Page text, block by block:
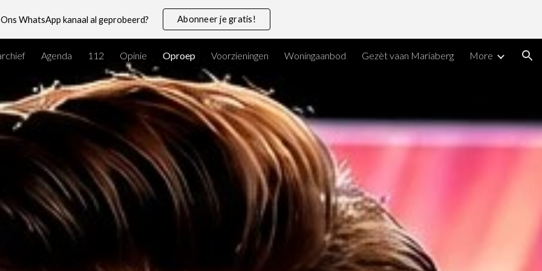
to main content Skip to navigation
Ons WhatsApp kanaal al geprobeerd? Abonneer je gratis!
Agenda 112 Opinie Oproep Voorzieningen Woningaanbod Gezèt vaan Mariaberg More